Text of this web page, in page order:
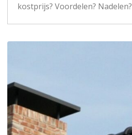
kostprijs? Voordelen? Nadelen?